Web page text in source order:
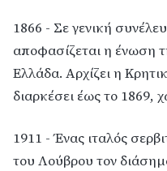
1866 - Σε γενική
αποφασίζεται η ένωση
Ελλάδα. Αρχίζει η
διαρκέσει έως το 1869,
1911 - Ένας ιταλός
του Λούβρου τον